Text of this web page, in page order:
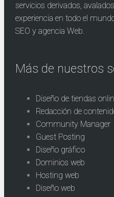
servicios derivados,
experiencia en todo el
SEO y agencia Web.
Más de nuestros
Diseño de tiendas
Redacción de
Community Manager
Guest Posting
Diseño gráfico
Dominios web
Hosting web
Diseño web